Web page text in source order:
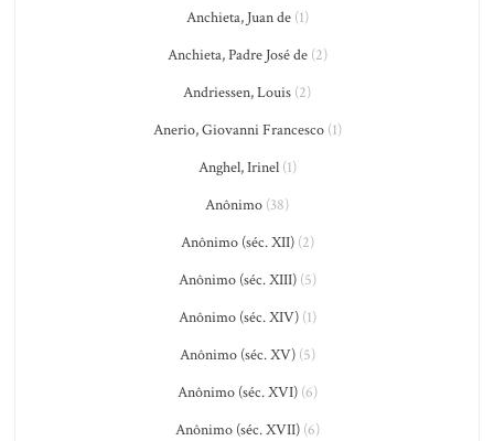
Anchieta, Juan de(1)
Anchieta, Padre José de(2)
Andriessen, Louis (2)
Anerio, Giovanni Francesco(1)
Anghel, Irinel(1)
Anônimo (38)
Anônimo (séc. XII)(2)
Anônimo (séc. XIII)(5)
Anônimo (séc. XIV)(1)
Anônimo (séc. XV)(5)
Anônimo (séc. XVI)(6)
Anônimo (séc. XVII)(6)